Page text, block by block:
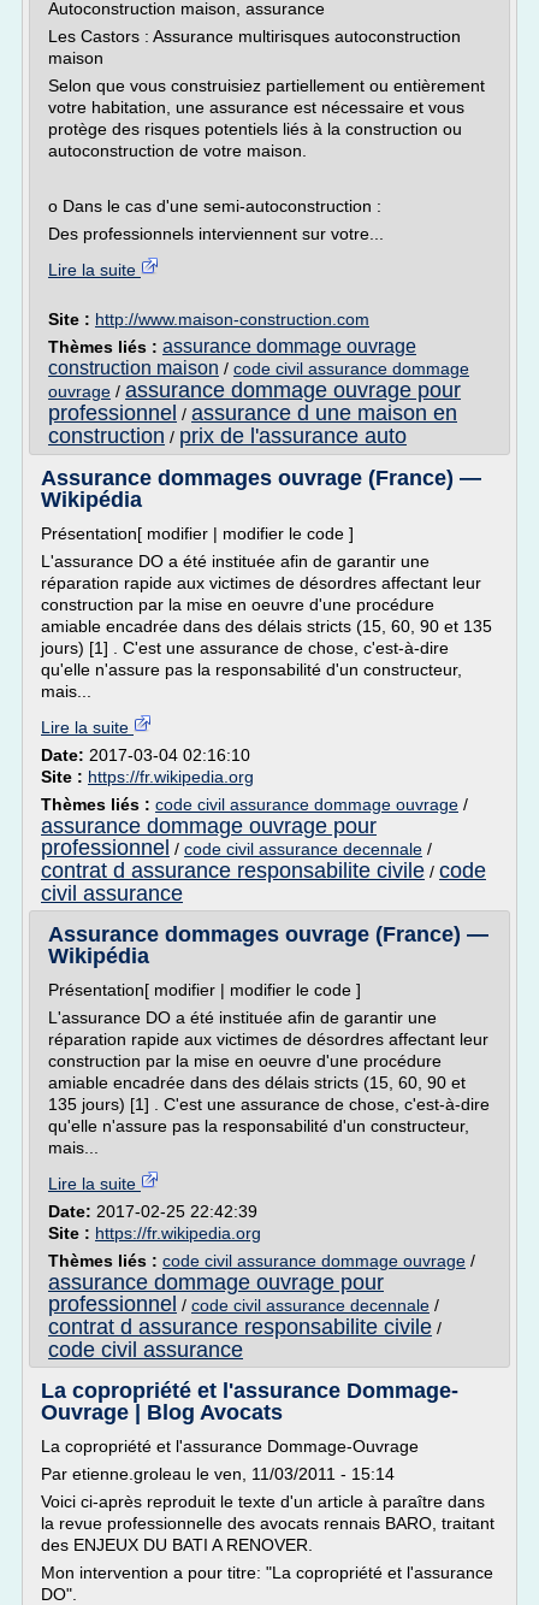
Autoconstruction maison, assurance
Les Castors : Assurance multirisques autoconstruction
maison
Selon que vous construisiez partiellement ou entièrement
votre habitation, une assurance est nécessaire et vous
protège des risques potentiels liés à la construction ou
autoconstruction de votre maison.
o Dans le cas d'une semi-autoconstruction :
Des professionnels interviennent sur votre...
Lire la suite
Site : http://www.maison-construction.com
Thèmes liés : assurance dommage ouvrage
construction maison / code civil assurance dommage
ouvrage / assurance dommage ouvrage pour
professionnel / assurance d une maison en
construction / prix de l'assurance auto
Assurance dommages ouvrage (France) —
Wikipédia
Présentation[ modifier | modifier le code ]
L'assurance DO a été instituée afin de garantir une
réparation rapide aux victimes de désordres affectant leur
construction par la mise en oeuvre d'une procédure
amiable encadrée dans des délais stricts (15, 60, 90 et 135
jours) [1] . C'est une assurance de chose, c'est-à-dire
qu'elle n'assure pas la responsabilité d'un constructeur,
mais...
Lire la suite
Date: 2017-03-04 02:16:10
Site : https://fr.wikipedia.org
Thèmes liés : code civil assurance dommage ouvrage /
assurance dommage ouvrage pour
professionnel / code civil assurance decennale /
contrat d assurance responsabilite civile / code
civil assurance
Assurance dommages ouvrage (France) —
Wikipédia
Présentation[ modifier | modifier le code ]
L'assurance DO a été instituée afin de garantir une
réparation rapide aux victimes de désordres affectant leur
construction par la mise en oeuvre d'une procédure
amiable encadrée dans des délais stricts (15, 60, 90 et
135 jours) [1] . C'est une assurance de chose, c'est-à-dire
qu'elle n'assure pas la responsabilité d'un constructeur,
mais...
Lire la suite
Date: 2017-02-25 22:42:39
Site : https://fr.wikipedia.org
Thèmes liés : code civil assurance dommage ouvrage /
assurance dommage ouvrage pour
professionnel / code civil assurance decennale /
contrat d assurance responsabilite civile /
code civil assurance
La copropriété et l'assurance Dommage-
Ouvrage | Blog Avocats
La copropriété et l'assurance Dommage-Ouvrage
Par etienne.groleau le ven, 11/03/2011 - 15:14
Voici ci-après reproduit le texte d'un article à paraître dans
la revue professionnelle des avocats rennais BARO, traitant
des ENJEUX DU BATI A RENOVER.
Mon intervention a pour titre: "La copropriété et l'assurance
DO".